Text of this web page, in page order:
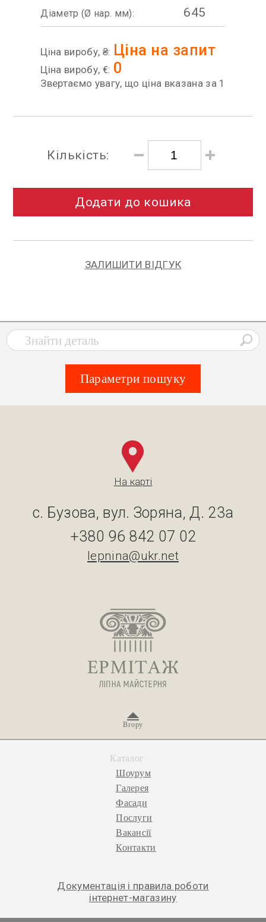
Діаметр (Ø нар. мм): 645
Ціна виробу, ₴: Ціна на запит
Ціна виробу, €: 0
Звертаємо увагу, що ціна вказана за 1
Кількість:
Додати до кошика
ЗАЛИШИТИ ВІДГУК
Параметри пошуку
На карті
с. Бузова, вул. Зоряна, Д. 23а
+380 96 842 07 02
lepnina@ukr.net
Вгору
Каталог
Шоурум
Галерея
Фасади
Послуги
Вакансії
Контакти
Документація і правила роботи
інтернет-магазину